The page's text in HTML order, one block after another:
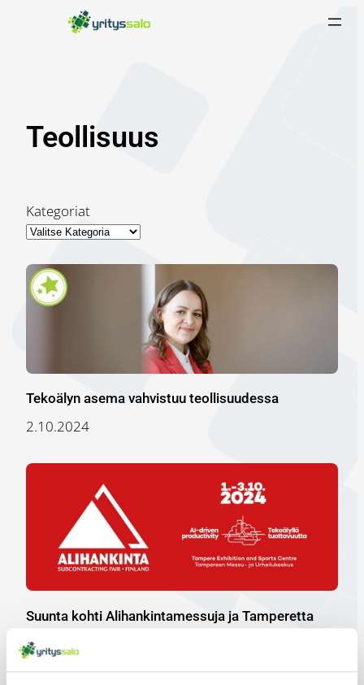
Teollisuus
Kategoriat
Tekoälyn asema vahvistuu teollisuudessa
2.10.2024
Suunta kohti Alihankintamessuja ja Tamperetta
30.9.2024